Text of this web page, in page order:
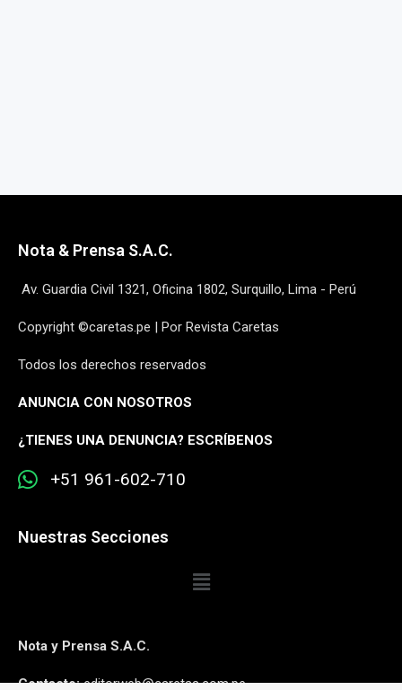
Nota & Prensa S.A.C.
Av. Guardia Civil 1321, Oficina 1802, Surquillo, Lima - Perú
Copyright ©caretas.pe | Por Revista Caretas
Todos los derechos reservados
ANUNCIA CON NOSOTROS
¿TIENES UNA DENUNCIA? ESCRÍBENOS
+51 961-602-710
Nuestras Secciones
Nota y Prensa S.A.C.
Contacto:editorweb@caretas.com.pe